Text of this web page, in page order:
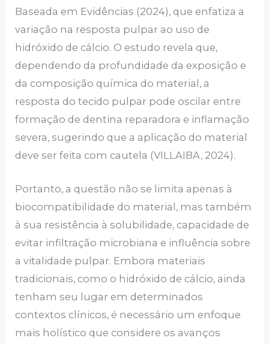
Baseada em Evidências (2024), que enfatiza a
variação na resposta pulpar ao uso de
hidróxido de cálcio. O estudo revela que,
dependendo da profundidade da exposição e
da composição química do material, a
resposta do tecido pulpar pode oscilar entre
formação de dentina reparadora e inflamação
severa, sugerindo que a aplicação do material
deve ser feita com cautela (VILLAIBA, 2024).
Portanto, a questão não se limita apenas à
biocompatibilidade do material, mas também
à sua resistência à solubilidade, capacidade de
evitar infiltração microbiana e influência sobre
a vitalidade pulpar. Embora materiais
tradicionais, como o hidróxido de cálcio, ainda
tenham seu lugar em determinados
contextos clínicos, é necessário um enfoque
mais holístico que considere os avanços